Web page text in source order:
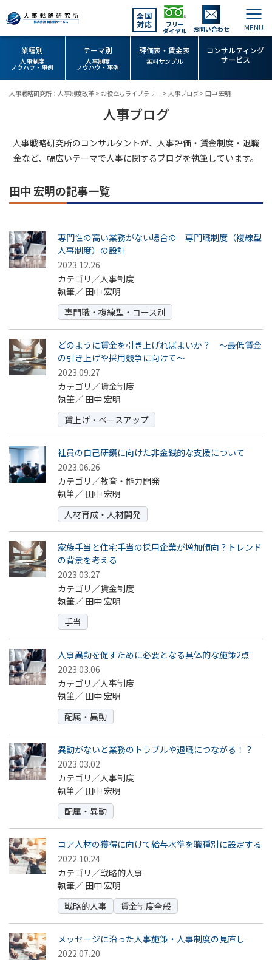
全国
対応
フリー
ダイヤル お問い合わせ
業種別
人事制度
ノウハウ・事例
テーマ別
人事制度
ノウハウ・事例
評価表・賃金表
無料サンプル
コンサルティング
サービス
人事戦略研究所：人事制度改革 > お役立ちライブラリー > 人事ブログ > 田中 宏明
人事ブログ
人事戦略研究所のコンサルタントが、人事評価・賃金制度・退職
金など、幅広いテーマで人事に関するブログを執筆しています。
田中 宏明の記事一覧
専門性の高い業務がない場合の 専門職制度（複線型
人事制度）の設計
2023.12.26
カテゴリ／人事制度
執筆／ 田中 宏明
専門職・複線型・コース別
どのように賃金を引き上げればよいか？ ～最低賃金
の引き上げや採用競争に向けて～
2023.09.27
カテゴリ／賃金制度
執筆／ 田中 宏明
賃上げ・ベースアップ
社員の自己研鑽に向けた非金銭的な支援について
2023.06.26
カテゴリ／教育・能力開発
執筆／ 田中 宏明
人材育成・人材開発
家族手当と住宅手当の採用企業が増加傾向？トレンド
の背景を考える
2023.03.27
カテゴリ／賃金制度
執筆／ 田中 宏明
手当
人事異動を促すために必要となる具体的な施策2点
2023.03.06
カテゴリ／人事制度
執筆／ 田中 宏明
配属・異動
異動がないと業務のトラブルや退職につながる！？
2023.03.02
カテゴリ／人事制度
執筆／ 田中 宏明
配属・異動
コア人材の獲得に向けて給与水準を職種別に設定する
2022.10.24
カテゴリ／戦略的人事
執筆／ 田中 宏明
戦略的人事
賃金制度全般
メッセージに沿った人事施策・人事制度の見直し
2022.07.20